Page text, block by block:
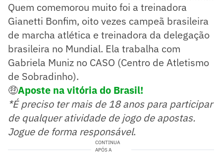
Quem comemorou muito foi a treinadora
Gianetti Bonfim, oito vezes campeã brasileira
de marcha atlética e treinadora da delegação
brasileira no Mundial. Ela trabalha com
Gabriela Muniz no CASO (Centro de Atletismo
de Sobradinho).
🤑Aposte na vitória do Brasil!
*É preciso ter mais de 18 anos para participar
de qualquer atividade de jogo de apostas.
Jogue de forma responsável.
CONTINUA
APÓS A